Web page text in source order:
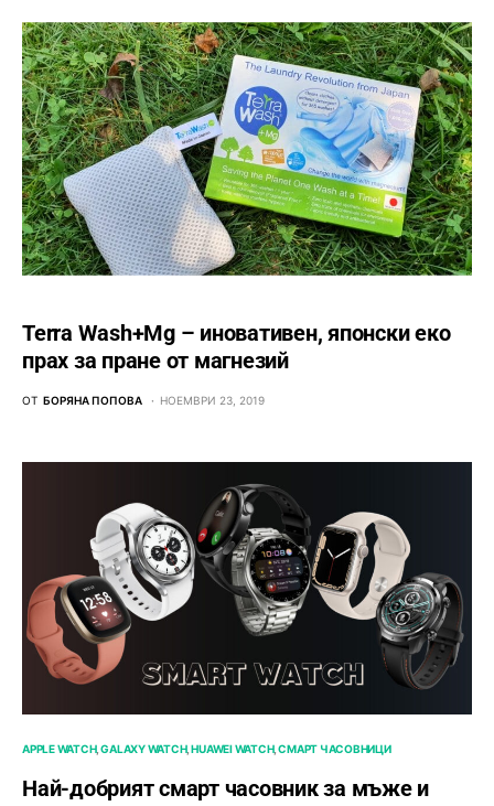
Terra Wash+Mg – иновативен, японски еко
прах за пране от магнезий
ОТ БОРЯНА ПОПОВА НОЕМВРИ 23, 2019
APPLE WATCH GALAXY WATCH HUAWEI WATCH СМАРТ ЧАСОВНИЦИ
Най-добрият смарт часовник за мъже и